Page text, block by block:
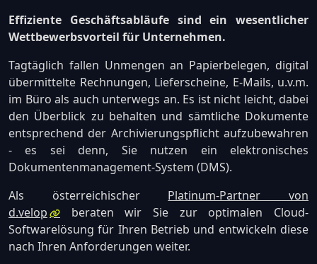
Effiziente Geschäftsabläufe sind ein wesentlicher
Wettbewerbsvorteil für Unternehmen.
Tagtäglich fallen Unmengen an Papierbelegen, digital
übermittelte Rechnungen, Lieferscheine, E-Mails, u.v.m.
im Büro als auch unterwegs an. Es ist nicht leicht, dabei
den Überblick zu behalten und sämtliche Dokumente
entsprechend der Archivierungspflicht aufzubewahren
- es sei denn, Sie nutzen ein elektronisches
Dokumentenmanagement-System (DMS).
Als österreichischer Platinum-Partner von
d.velop
beraten wir Sie zur optimalen Cloud-
Softwarelösung für Ihren Betrieb und entwickeln diese
nach Ihren Anforderungen weiter.